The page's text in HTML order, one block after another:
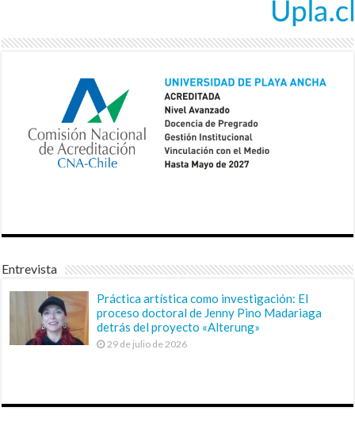
Entrevista
Práctica artística como investigación: El
proceso doctoral de Jenny Pino Madariaga
detrás del proyecto «Alterung»
29 de julio de 2026